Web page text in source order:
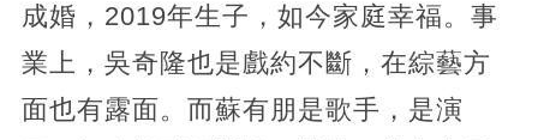
成婚，2019年生子，如今家庭幸福。事
業上，吳奇隆也是戲約不斷，在綜藝方
面也有露面。而蘇有朋是歌手，是演